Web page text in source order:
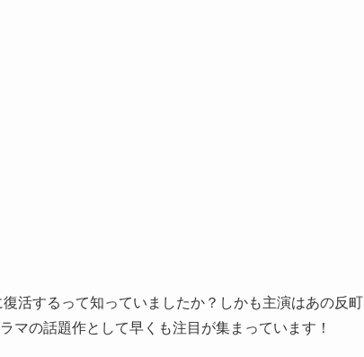
活するって知っていましたか？しかも主演はあの反町
マの話題作として早くも注目が集まっています！